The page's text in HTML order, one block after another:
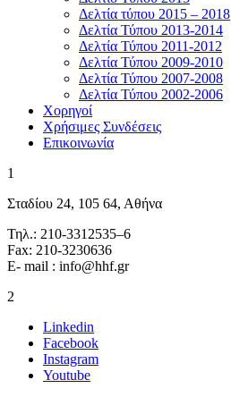
Δελτία τύπου 2015 – 2018
Δελτία Τύπου 2013-2014
Δελτία Τύπου 2011-2012
Δελτία Τύπου 2009-2010
Δελτία Τύπου 2007-2008
Δελτία Τύπου 2002-2006
Χορηγοί
Χρήσιμες Συνδέσεις
Επικοινωνία
1
Σταδίου 24, 105 64, Αθήνα
Τηλ.: 210-3312535–6
Fax: 210-3230636
E- mail : info@hhf.gr
2
Linkedin
Facebook
Instagram
Youtube